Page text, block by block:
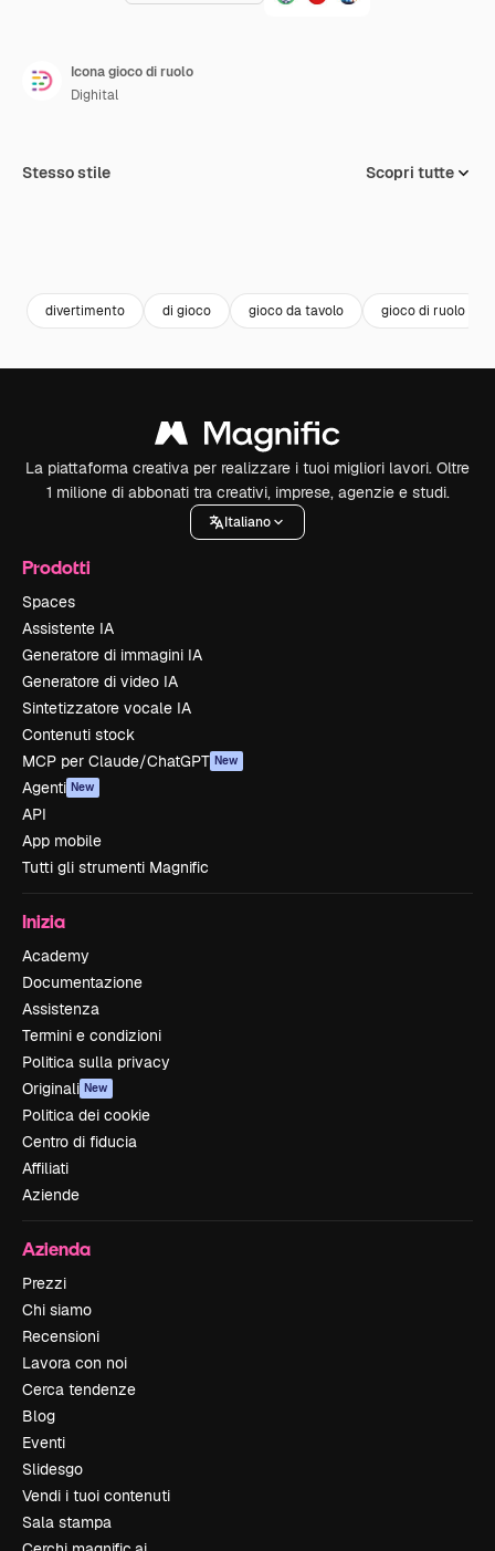
Icona gioco di ruolo
Dighital
Stesso stile Scopri tutte
divertimento di gioco gioco da tavolo gioco di ruolo
La piattaforma creativa per realizzare i tuoi migliori lavori. Oltre
1 milione di abbonati tra creativi, imprese, agenzie e studi.
Italiano
Prodotti
Spaces
Assistente IA
Generatore di immagini IA
Generatore di video IA
Sintetizzatore vocale IA
Contenuti stock
MCP per Claude/ChatGPT New
Agenti New
API
App mobile
Tutti gli strumenti Magnific
Inizia
Academy
Documentazione
Assistenza
Termini e condizioni
Politica sulla privacy
Originali New
Politica dei cookie
Centro di fiducia
Affiliati
Aziende
Azienda
Prezzi
Chi siamo
Recensioni
Lavora con noi
Cerca tendenze
Blog
Eventi
Slidesgo
Vendi i tuoi contenuti
Sala stampa